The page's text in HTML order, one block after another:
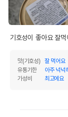
기호성이 좋아요 잘
맛(기호성)
잘 먹어요
유통기한
아주 넉넉
가성비
최고에요